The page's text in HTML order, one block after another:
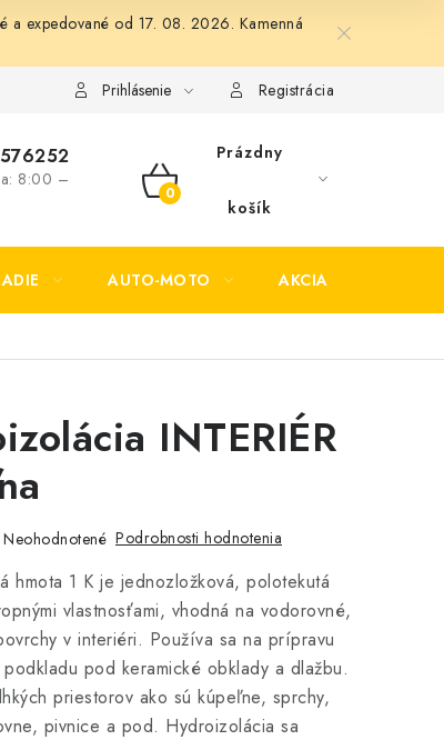
expedované od 17. 08. 2026. Kamenná
na odstúpenie od zmluvy Formulár na reklamáciu
Prihlásenie Registrácia
8:00 –
NÁKUPNÝ
Prázdny
košík
AUTO-MOTO AKCIA
INTERIÉR
Neohodnotené Podrobnosti hodnotenia
hmota 1 K je jednozložková, polotekutá
vlastnosťami, vhodná na vodorovné,
v interiéri. Používa sa na prípravu
pod keramické obklady a dlažbu.
priestorov ako sú kúpeľne, sprchy,
pivnice a pod. Hydroizolácia sa